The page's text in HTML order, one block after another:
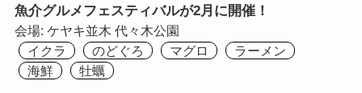
魚介グルメフェスティバルが2月に開催！
会場: ケヤキ並木 代々木公園
イクラ
のどぐろ マグロ
ラーメン
海鮮
牡蠣